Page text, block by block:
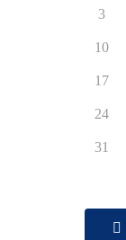
3
10
17
24
31